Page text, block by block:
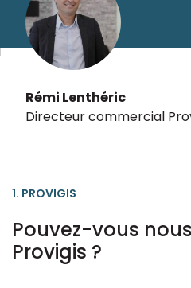
Rémi Lenthéric
Directeur commercial
1. PROVIGIS
Pouvez-vous
Provigis ?